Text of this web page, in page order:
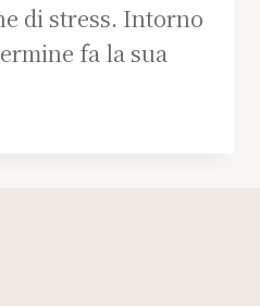
di stress. Intorno
fa la sua